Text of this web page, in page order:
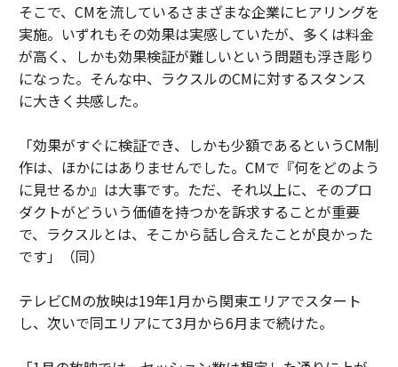
そこで、CMを流しているさまざまな企業にヒアリングを
実施。いずれもその効果は実感していたが、多くは料金
が高く、しかも効果検証が難しいという問題も浮き彫り
になった。そんな中、ラクスルのCMに対するスタンス
に大きく共感した。
「効果がすぐに検証でき、しかも少額であるというCM制
作は、ほかにはありませんでした。CMで『何をどのよう
に見せるか』は大事です。ただ、それ以上に、そのプロ
ダクトがどういう価値を持つかを訴求することが重要
で、ラクスルとは、そこから話し合えたことが良かった
です」（同）
テレビCMの放映は19年1月から関東エリアでスタート
し、次いで同エリアにて3月から6月まで続けた。